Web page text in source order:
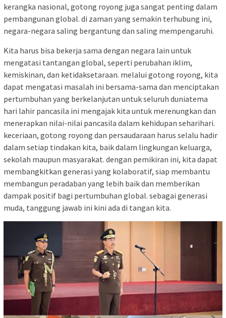
kerangka nasional, gotong royong juga sangat penting dalam
pembangunan global. di zaman yang semakin terhubung ini,
negara-negara saling bergantung dan saling mempengaruhi.
Kita harus bisa bekerja sama dengan negara lain untuk
mengatasi tantangan global, seperti perubahan iklim,
kemiskinan, dan ketidaksetaraan. melalui gotong royong, kita
dapat mengatasi masalah ini bersama-sama dan menciptakan
pertumbuhan yang berkelanjutan untuk seluruh duniatema
hari lahir pancasila ini mengajak kita untuk merenungkan dan
menerapkan nilai-nilai pancasila dalam kehidupan seharihari.
keceriaan, gotong royong dan persaudaraan harus selalu hadir
dalam setiap tindakan kita, baik dalam lingkungan keluarga,
sekolah maupun masyarakat. dengan pemikiran ini, kita dapat
membangkitkan generasi yang kolaboratif, siap membantu
membangun peradaban yang lebih baik dan memberikan
dampak positif bagi pertumbuhan global. sebagai generasi
muda, tanggung jawab ini kini ada di tangan kita.